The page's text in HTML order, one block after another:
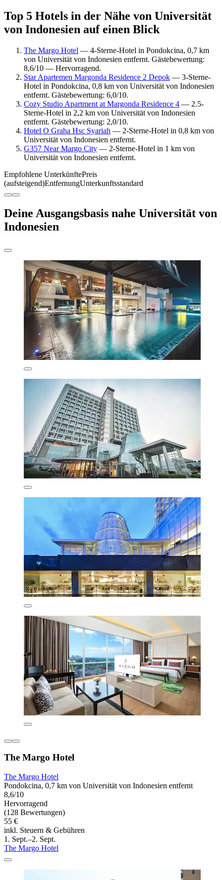
Top 5 Hotels in der Nähe von Universität
von Indonesien auf einen Blick
The Margo Hotel — 4-Sterne-Hotel in Pondokcina, 0,7 km
von Universität von Indonesien entfernt. Gästebewertung:
8,6/10 — Hervorragend.
Star Apartemen Margonda Residence 2 Depok — 3-Sterne-
Hotel in Pondokcina, 0,8 km von Universität von Indonesien
entfernt. Gästebewertung: 6,0/10.
Cozy Studio Apartment at Margonda Residence 4 — 2.5-
Sterne-Hotel in 2,2 km von Universität von Indonesien
entfernt. Gästebewertung: 2,0/10.
Hotel O Graha Hsc Syariah — 2-Sterne-Hotel in 0,8 km von
Universität von Indonesien entfernt.
G357 Near Margo City — 2-Sterne-Hotel in 1 km von
Universität von Indonesien entfernt.
Empfohlene UnterkünftePreis
(aufsteigend)EntfernungUnterkunftsstandard
Deine Ausgangsbasis nahe Universität von
Indonesien
The Margo Hotel
The Margo Hotel
Pondokcina, 0,7 km von Universität von Indonesien entfernt
8,6/10
Hervorragend
(128 Bewertungen)
55 €
inkl. Steuern & Gebühren
1. Sept.–2. Sept.
The Margo Hotel